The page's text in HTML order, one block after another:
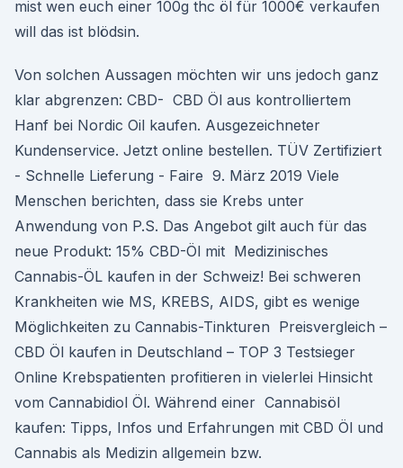
mist wen euch einer 100g thc öl für 1000€ verkaufen
will das ist blödsin.
Von solchen Aussagen möchten wir uns jedoch ganz
klar abgrenzen: CBD- CBD Öl aus kontrolliertem
Hanf bei Nordic Oil kaufen. Ausgezeichneter
Kundenservice. Jetzt online bestellen. TÜV Zertifiziert
- Schnelle Lieferung - Faire 9. März 2019 Viele
Menschen berichten, dass sie Krebs unter
Anwendung von P.S. Das Angebot gilt auch für das
neue Produkt: 15% CBD-Öl mit Medizinisches
Cannabis-ÖL kaufen in der Schweiz! Bei schweren
Krankheiten wie MS, KREBS, AIDS, gibt es wenige
Möglichkeiten zu Cannabis-Tinkturen Preisvergleich –
CBD Öl kaufen in Deutschland – TOP 3 Testsieger
Online Krebspatienten profitieren in vielerlei Hinsicht
vom Cannabidiol Öl. Während einer Cannabisöl
kaufen: Tipps, Infos und Erfahrungen mit CBD Öl und
Cannabis als Medizin allgemein bzw.